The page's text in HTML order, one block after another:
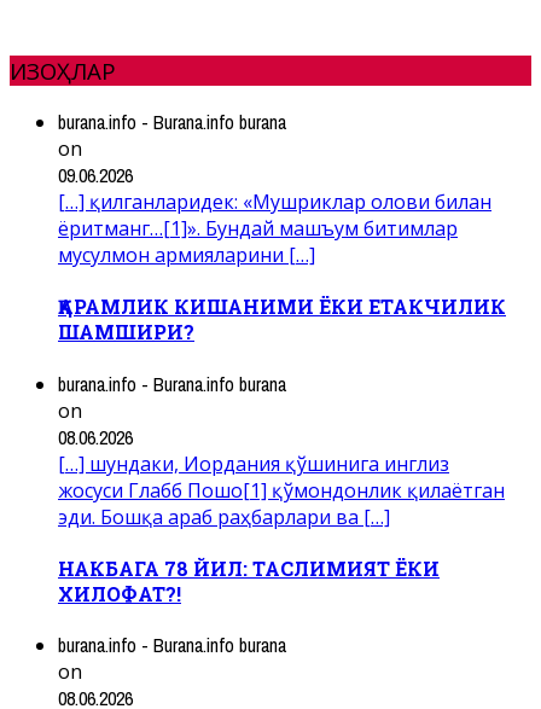
ИЗОҲЛАР
burana.info - Burana.info burana
on
09.06.2026
[…] қилганларидек: «Мушриклар олови билан
ёритманг…[1]». Бундай машъум битимлар
мусулмон армияларини […]
ҚАРАМЛИК КИШАНИМИ ЁКИ ЕТАКЧИЛИК
ШАМШИРИ?
burana.info - Burana.info burana
on
08.06.2026
[…] шундаки, Иордания қўшинига инглиз
жосуси Глабб Пошо[1] қўмондонлик қилаётган
эди. Бошқа араб раҳбарлари ва […]
НАКБАГА 78 ЙИЛ: ТАСЛИМИЯТ ЁКИ
ХИЛОФАТ?!
burana.info - Burana.info burana
on
08.06.2026